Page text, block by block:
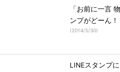
「お前に一言
ンプがどーん
(2014/5/30)
LINEスタンプ